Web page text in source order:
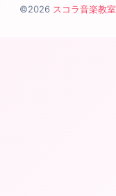
©2026 スコラ音楽教室